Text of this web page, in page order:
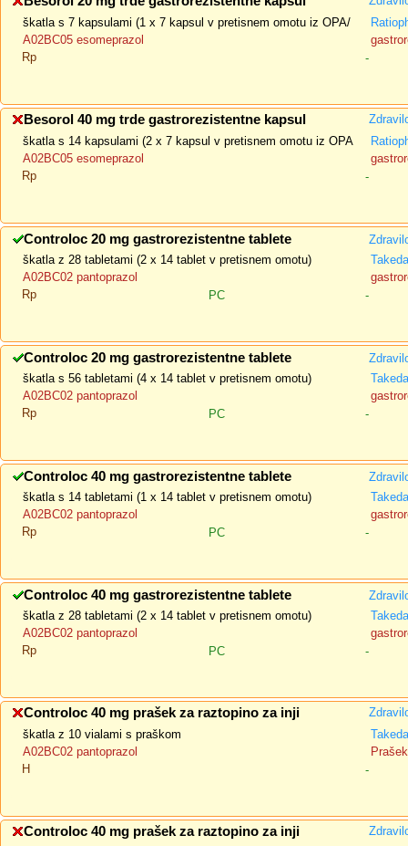
škatla s 7 kapsulami (1 x 7 kapsul v pretisnem omotu iz OPA/
A02BC05 esomeprazol
Rp
-
Besorol 40 mg trde gastrorezistentne kapsul
škatla s 14 kapsulami (2 x 7 kapsul v pretisnem omotu iz OPA
A02BC05 esomeprazol
Rp
-
Controloc 20 mg gastrorezistentne tablete
škatla z 28 tabletami (2 x 14 tablet v pretisnem omotu)
A02BC02 pantoprazol
Rp
PC -
Controloc 20 mg gastrorezistentne tablete
škatla s 56 tabletami (4 x 14 tablet v pretisnem omotu)
A02BC02 pantoprazol
Rp
PC -
Controloc 40 mg gastrorezistentne tablete
škatla s 14 tabletami (1 x 14 tablet v pretisnem omotu)
A02BC02 pantoprazol
Rp
PC -
Controloc 40 mg gastrorezistentne tablete
škatla z 28 tabletami (2 x 14 tablet v pretisnem omotu)
A02BC02 pantoprazol
Rp
PC -
Controloc 40 mg prašek za raztopino za inji
škatla z 10 vialami s praškom
A02BC02 pantoprazol
H
-
Controloc 40 mg prašek za raztopino za inji